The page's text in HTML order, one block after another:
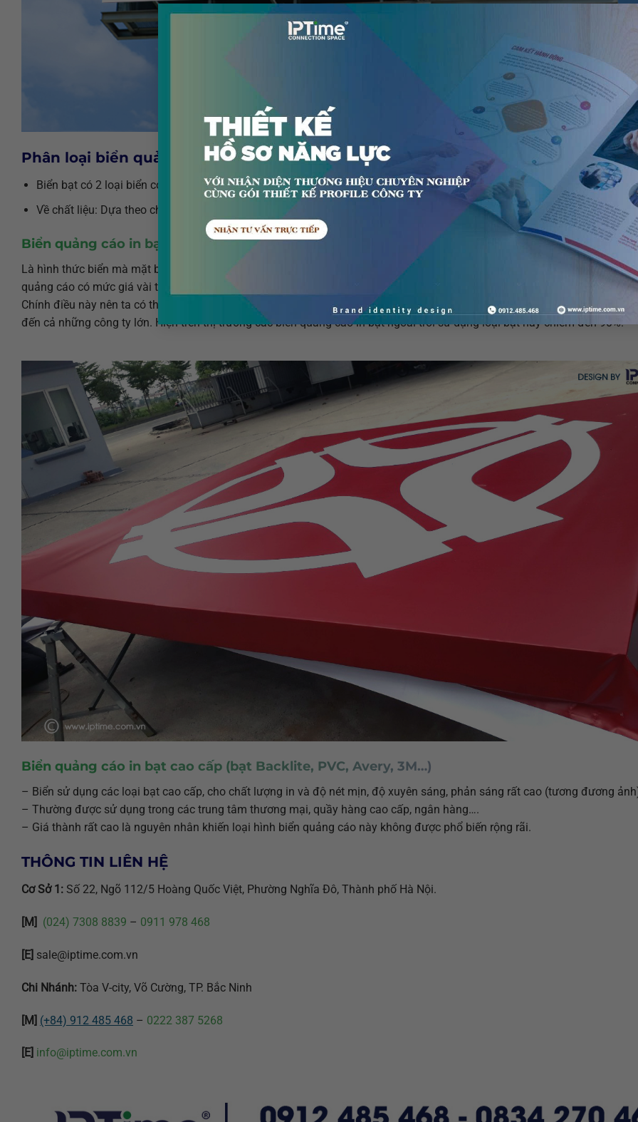
Phân loại biển quảng cáo in bạt?
Biển bạt có 2 loại biển cơ bản là: Biển đơn (pano, billboard) và Biển hộp đèn
Về chất liệu: Dựa theo chất liệu bạt in và mực in có thể chia làm biển quảng cáo in bạt thành 2 nhóm:
Biển quảng cáo in bạt hiflex:
Là hình thức biển mà mặt bạt in sử dụng bạt hiflex, giá rẻ là ưu điểm của chất liệu này. Giá để in bạt rất rẻ nếu so với
quảng cáo có mức giá vài trăm hay cả triệu một mét thì giá của biển quảng cáo bằng bạt chỉ tầm khoảng 180.000/m2 tùy
Chính điều này nên ta có thể thấy biển quảng cáo in bạt hiflex xuất hiện khắp nơi từ quán trà đá vỉa hè, cho đến cửa hàng
đến cả những công ty lớn. Hiện trên thị trường các biển quảng cáo in bạt ngoài trời sử dụng loại bạt này chiếm đến 90%.
Biển quảng cáo in bạt cao cấp (bạt Backlite, PVC, Avery, 3M…)
– Biển sử dụng các loại bạt cao cấp, cho chất lượng in và độ nét mịn, độ xuyên sáng, phản sáng rất cao (tương đương
– Thường được sử dụng trong các trung tâm thương mại, quầy hàng cao cấp, ngân hàng….
– Giá thành rất cao là nguyên nhân khiến loại hình biển quảng cáo này không được phổ biến rộng rãi.
THÔNG TIN LIÊN HỆ
Cơ Sở 1: Số 22, Ngõ 112/5 Hoàng Quốc Việt, Phường Nghĩa Đô, Thành phố Hà Nội.
[M] (024) 7308 8839 – 0911 978 468
[E] sale@iptime.com.vn
Chi Nhánh: Tòa V-city, Võ Cường, TP. Bắc Ninh
[M] (+84) 912 485 468 – 0222 387 5268
[E] info@iptime.com.vn